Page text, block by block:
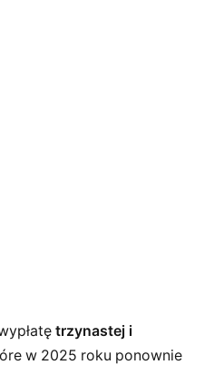
trzynastej i
w 2025 roku ponownie